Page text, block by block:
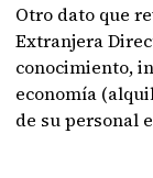
Otro dato que
Extranjera
conocimiento,
economía
de su personal